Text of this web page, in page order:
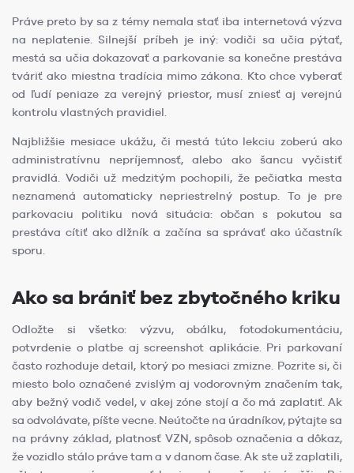
Práve preto by sa z témy nemala stať iba internetová výzva
na neplatenie. Silnejší príbeh je iný: vodiči sa učia pýtať,
mestá sa učia dokazovať a parkovanie sa konečne prestáva
tváriť ako miestna tradícia mimo zákona. Kto chce vyberať
od ľudí peniaze za verejný priestor, musí zniesť aj verejnú
kontrolu vlastných pravidiel.
Najbližšie mesiace ukážu, či mestá túto lekciu zoberú ako
administratívnu nepríjemnosť, alebo ako šancu vyčistiť
pravidlá. Vodiči už medzitým pochopili, že pečiatka mesta
neznamená automaticky nepriestrelný postup. To je pre
parkovaciu politiku nová situácia: občan s pokutou sa
prestáva cítiť ako dlžník a začína sa správať ako účastník
sporu.
Ako sa brániť bez zbytočného kriku
Odložte si všetko: výzvu, obálku, fotodokumentáciu,
potvrdenie o platbe aj screenshot aplikácie. Pri parkovaní
často rozhoduje detail, ktorý po mesiaci zmizne. Pozrite si, či
miesto bolo označené zvislým aj vodorovným značením tak,
aby bežný vodič vedel, v akej zóne stojí a čo má zaplatiť. Ak
sa odvolávate, píšte vecne. Neútočte na úradníkov, pýtajte sa
na právny základ, platnosť VZN, spôsob označenia a dôkaz,
že vozidlo stálo práve tam a v danom čase. Ak ste už zaplatili,